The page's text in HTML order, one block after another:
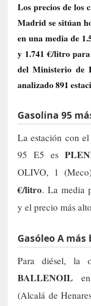
Los precios de los
Madrid se sitúan
en una media de
y 1.741 €/litropara
del Ministerio de
analizado 891
Gasolina 95
La estación con
95 E5 es
OLIVO, 1
€/litro. La media
y el precio más
Gasóleo A más
Para diésel, la
BALLENOIL
(Alcalá de